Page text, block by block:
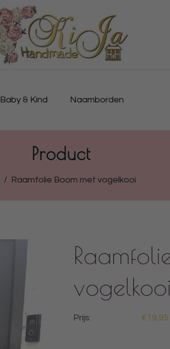
Baby & Kind Naamborden
Product
/ Raamfolie Boom met vogelkooi
Prijs: €19,95